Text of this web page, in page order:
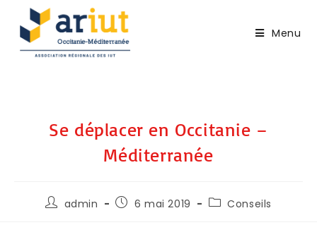
Menu
Se déplacer en Occitanie –
Méditerranée
admin 6 mai 2019 Conseils